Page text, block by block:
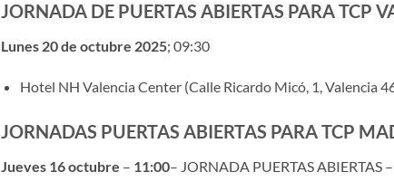
JORNADA DE PUERTAS ABIERTAS PARA TCP
Lunes 20 de octubre 2025; 09:30
Hotel NH Valencia Center (Calle Ricardo Micó, 1, Valencia
JORNADAS PUERTAS ABIERTAS PARA TCP
Jueves 16 octubre – 11:00– JORNADA PUERTAS ABIERTAS